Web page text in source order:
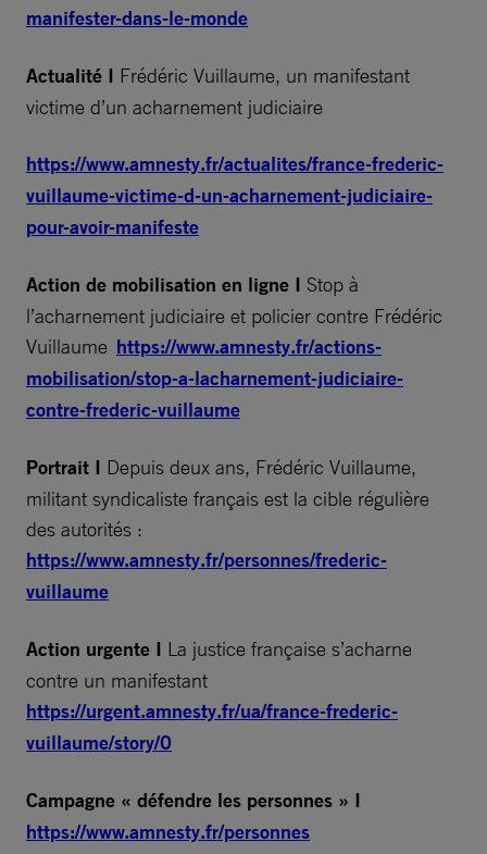
manifester-dans-le-monde
Actualité I Frédéric Vuillaume, un manifestant
victime d’un acharnement judiciaire
https://www.amnesty.fr/actualites/france-frederic-
vuillaume-victime-d-un-acharnement-judiciaire-
pour-avoir-manifeste
Action de mobilisation en ligne I Stop à
l’acharnement judiciaire et policier contre Frédéric
Vuillaume https://www.amnesty.fr/actions-
mobilisation/stop-a-lacharnement-judiciaire-
contre-frederic-vuillaume
Portrait I Depuis deux ans, Frédéric Vuillaume,
militant syndicaliste français est la cible régulière
des autorités :
https://www.amnesty.fr/personnes/frederic-
vuillaume
Action urgente I La justice française s’acharne
contre un manifestant
https://urgent.amnesty.fr/ua/france-frederic-
vuillaume/story/0
Campagne « défendre les personnes » I
https://www.amnesty.fr/personnes